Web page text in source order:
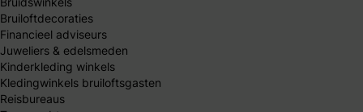
Bruiloftdecoraties
Financieel adviseurs
Juweliers & edelsmeden
Kinderkleding winkels
Kledingwinkels bruiloftsgasten
Reisbureaus